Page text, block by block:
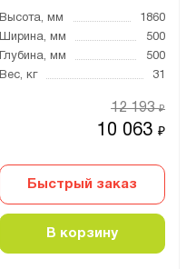
Высота, мм
1860
Ширина, мм
500
Глубина, мм
500
Вес, кг
31
10 063₽
12 193₽
Быстрый заказ
В корзину